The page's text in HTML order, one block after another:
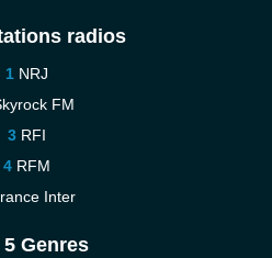
radios
NRJ
FM
RFI
RFM
Inter
5 Genres